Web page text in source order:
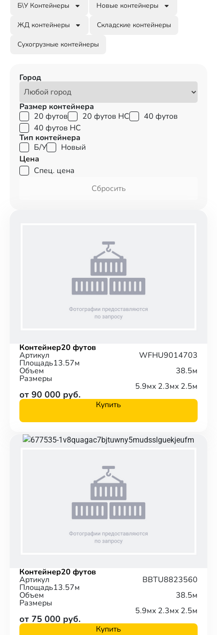
Б\У Контейнеры Новые контейнеры
ЖД контейнеры Складские контейнеры
Сухогрузные контейнеры
Город
Размер контейнера
20 футов
20 футов HC
40 футов
40 футов HC
Тип контейнера
Б/У
Новый
Цена
Спец. цена
Сбросить
Контейнер20 футов
Артикул WFHU9014703
Площадь13.57м
Объем 38.5м
Размеры
5.9мx 2.3мx 2.5м
от 90 000 руб.
Купить
Контейнер20 футов
Артикул BBTU8823560
Площадь13.57м
Объем 38.5м
Размеры
5.9мx 2.3мx 2.5м
от 75 000 руб.
Купить